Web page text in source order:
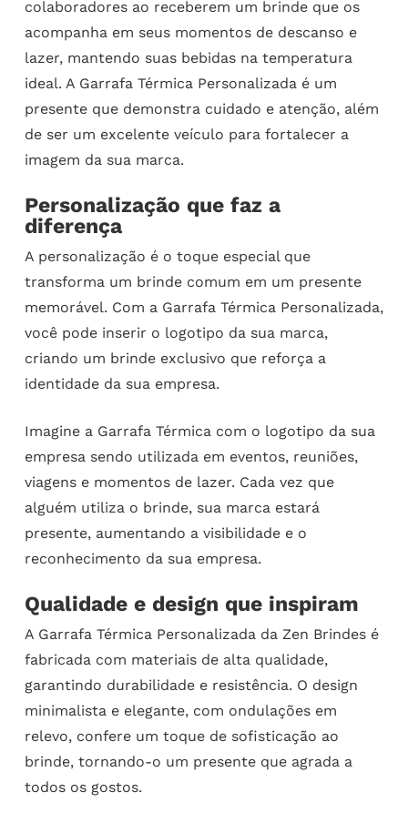
colaboradores ao receberem um brinde que os
acompanha em seus momentos de descanso e
lazer, mantendo suas bebidas na temperatura
ideal. A Garrafa Térmica Personalizada é um
presente que demonstra cuidado e atenção, além
de ser um excelente veículo para fortalecer a
imagem da sua marca.
Personalização que faz a
diferença
A personalização é o toque especial que
transforma um brinde comum em um presente
memorável. Com a Garrafa Térmica Personalizada,
você pode inserir o logotipo da sua marca,
criando um brinde exclusivo que reforça a
identidade da sua empresa.
Imagine a Garrafa Térmica com o logotipo da sua
empresa sendo utilizada em eventos, reuniões,
viagens e momentos de lazer. Cada vez que
alguém utiliza o brinde, sua marca estará
presente, aumentando a visibilidade e o
reconhecimento da sua empresa.
Qualidade e design que inspiram
A Garrafa Térmica Personalizada da Zen Brindes é
fabricada com materiais de alta qualidade,
garantindo durabilidade e resistência. O design
minimalista e elegante, com ondulações em
relevo, confere um toque de sofisticação ao
brinde, tornando-o um presente que agrada a
todos os gostos.